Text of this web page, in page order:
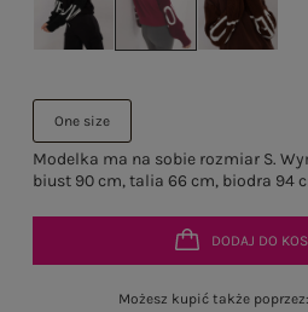
One size
Modelka ma na sobie rozmiar S.
biust 90 cm, talia 66 cm, biodra 94
DODAJ DO
Możesz kupić także poprzez: